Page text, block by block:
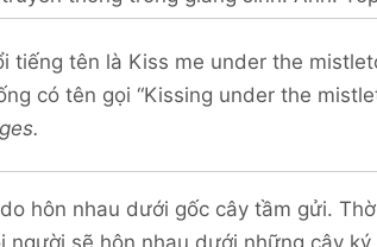
tiếng tên là Kiss me under the
có tên gọi “Kissing under the
hôn nhau dưới gốc cây tầm gửi.